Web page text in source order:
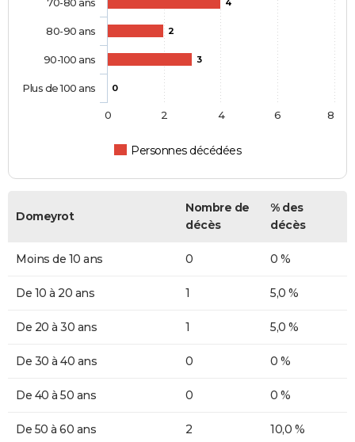
2
3
0
Personnes décédées
80-90 ans
90-100 ans
Plus de 100 ans
0 2 4 6 8
Domeyrot
Nombre de
décès
% des
décès
Moins de 10 ans 0 0 %
De 10 à 20 ans 1 5,0 %
De 20 à 30 ans 1 5,0 %
De 30 à 40 ans 0 0 %
De 40 à 50 ans 0 0 %
De 50 à 60 ans 2 10,0 %